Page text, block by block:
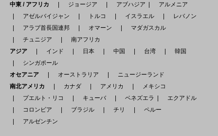
中東 / アフリカ
ジョージア アブハジア
アルメニア
アゼルバイジャン
トルコ イスラエル
レバノン
アラブ首長国連邦
オマーン
マダガスカル
チュニジア
南アフリカ
アジア
インド 日本 中国 台湾
韓国
シンガポール
オセアニア
オーストラリア
ニュージーランド
南北アメリカ
カナダ アメリカ
メキシコ
プエルト・リコ
キューバ ベネズエラ
エクアドル
コロンビア
ブラジル チリ
ペルー
アルゼンチン